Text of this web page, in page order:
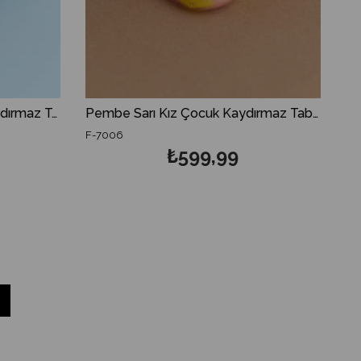
Pembe Sarı Kız Çocuk Kaydırmaz Tabanlı Deniz Ayakkabısı
₺599,99